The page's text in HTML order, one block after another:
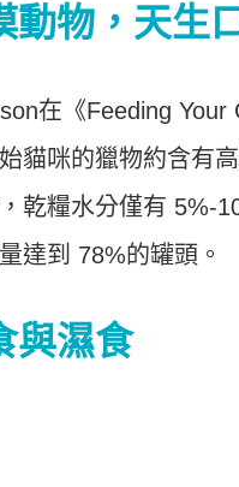
動物，天生
在《Feeding
始貓咪的獵物約含有
乾糧水分僅有 5%-
達到 78%的罐頭。
與濕食